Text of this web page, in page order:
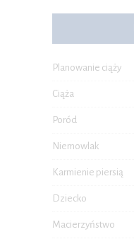
Planowanie ciąży
Ciąża
Poród
Niemowlak
Karmienie piersią
Dziecko
Macierzyństwo